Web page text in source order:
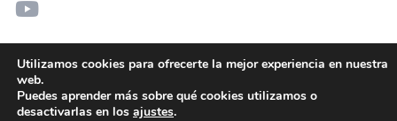
Utilizamos cookies para ofrecerte la mejor experiencia en nuestra
web.
Puedes aprender más sobre qué cookies utilizamos o
desactivarlas en los ajustes.